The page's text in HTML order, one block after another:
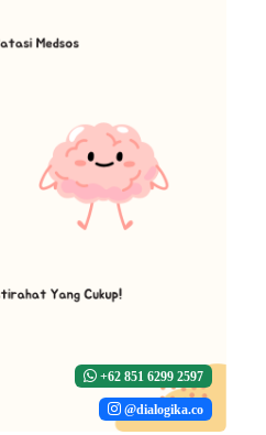
+62 851 6299 2597
@dialogika.co